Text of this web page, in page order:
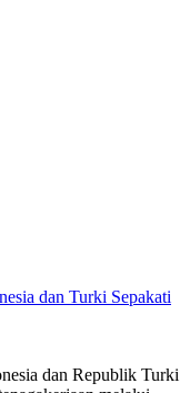
dan Turki Sepakati
dan Republik Turki